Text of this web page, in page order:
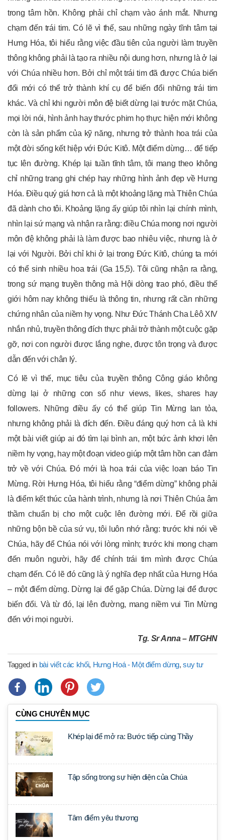
trong tâm hồn. Không phải chỉ chạm vào ánh mắt. Nhưng
chạm đến trái tim. Có lẽ vì thế, sau những ngày tĩnh tâm tại
Hưng Hóa, tôi hiểu rằng việc đầu tiên của người làm truyền
thông không phải là tạo ra nhiều nội dung hơn, nhưng là ở lại
với Chúa nhiều hơn. Bởi chỉ một trái tim đã được Chúa biến
đổi mới có thể trở thành khí cụ để biến đổi những trái tim
khác. Và chỉ khi người môn đệ biết dừng lại trước mặt Chúa,
mọi lời nói, hình ảnh hay thước phim họ thực hiện mới không
còn là sản phẩm của kỹ năng, nhưng trở thành hoa trái của
một đời sống kết hiệp với Đức Kitô. Một điểm dừng… để tiếp
tục lên đường. Khép lại tuần tĩnh tâm, tôi mang theo không
chỉ những trang ghi chép hay những hình ảnh đẹp về Hưng
Hóa. Điều quý giá hơn cả là một khoảng lặng mà Thiên Chúa
đã dành cho tôi. Khoảng lặng ấy giúp tôi nhìn lại chính mình,
nhìn lại sứ mạng và nhận ra rằng: điều Chúa mong nơi người
môn đệ không phải là làm được bao nhiêu việc, nhưng là ở
lại với Người. Bởi chỉ khi ở lại trong Đức Kitô, chúng ta mới
có thể sinh nhiều hoa trái (Ga 15,5). Tôi cũng nhận ra rằng,
trong sứ mạng truyền thông mà Hội dòng trao phó, điều thế
giới hôm nay không thiếu là thông tin, nhưng rất cần những
chứng nhân của niềm hy vọng. Như Đức Thánh Cha Lêô XIV
nhắn nhủ, truyền thông đích thực phải trở thành một cuộc gặp
gỡ, nơi con người được lắng nghe, được tôn trọng và được
dẫn đến với chân lý.
Có lẽ vì thế, mục tiêu của truyền thông Công giáo không
dừng lại ở những con số như views, likes, shares hay
followers. Những điều ấy có thể giúp Tin Mừng lan tỏa,
nhưng không phải là đích đến. Điều đáng quý hơn cả là khi
một bài viết giúp ai đó tìm lại bình an, một bức ảnh khơi lên
niềm hy vọng, hay một đoạn video giúp một tâm hồn can đảm
trở về với Chúa. Đó mới là hoa trái của việc loan báo Tin
Mừng. Rời Hưng Hóa, tôi hiểu rằng “điểm dừng” không phải
là điểm kết thúc của hành trình, nhưng là nơi Thiên Chúa âm
thầm chuẩn bị cho một cuộc lên đường mới. Để rồi giữa
những bộn bề của sứ vụ, tôi luôn nhớ rằng: trước khi nói về
Chúa, hãy để Chúa nói với lòng mình; trước khi mong chạm
đến muôn người, hãy để chính trái tim mình được Chúa
chạm đến. Có lẽ đó cũng là ý nghĩa đẹp nhất của Hưng Hóa
– một điểm dừng. Dừng lại để gặp Chúa. Dừng lại để được
biến đổi. Và từ đó, lại lên đường, mang niềm vui Tin Mừng
đến với mọi người.
Tg. Sr Anna – MTGHN
Tagged in bài viết các khối, Hưng Hoá - Một điểm dừng,suy tư
CÙNG CHUYÊN MỤC
Khép lại để mở ra: Bước tiếp cùng Thầy
Tập sống trong sự hiện diện của Chúa
Tâm điểm yêu thương